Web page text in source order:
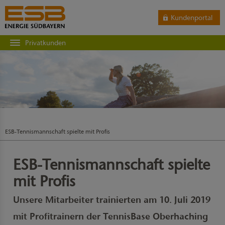
Kundenportal
Privatkunden
ESB-Tennismannschaft spielte mit Profis
ESB-Tennismannschaft spielte
mit Profis
Unsere Mitarbeiter trainierten am 10. Juli 2019
mit Profitrainern der TennisBase Oberhaching